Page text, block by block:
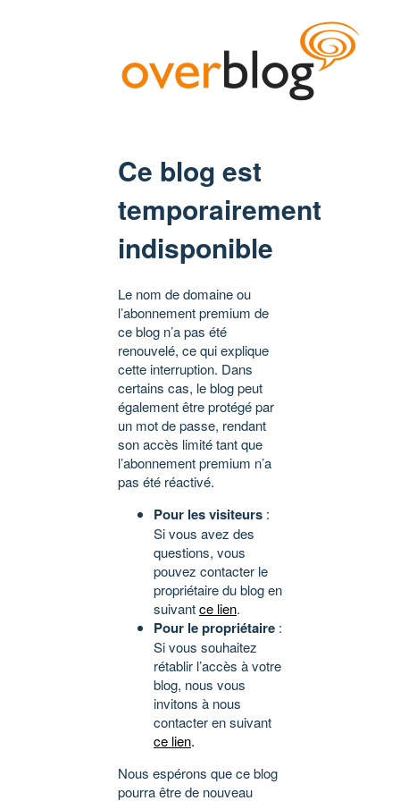
Ce blog est
temporairement
indisponible
Le nom de domaine ou
l’abonnement premium de
ce blog n’a pas été
renouvelé, ce qui explique
cette interruption. Dans
certains cas, le blog peut
également être protégé par
un mot de passe, rendant
son accès limité tant que
l’abonnement premium n’a
pas été réactivé.
Pour les visiteurs :
Si vous avez des
questions, vous
pouvez contacter le
propriétaire du blog en
suivantce lien.
Pour le propriétaire :
Si vous souhaitez
rétablir l’accès à votre
blog, nous vous
invitons à nous
contacter en suivant
ce lien.
Nous espérons que ce blog
pourra être de nouveau